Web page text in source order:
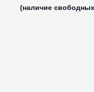
(наличие